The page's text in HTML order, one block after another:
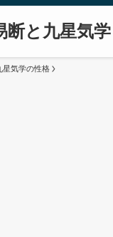
断と九星気学
星気学の性格